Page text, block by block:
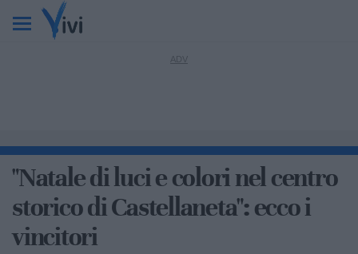
"Natale di luci e colori nel centro
storico di Castellaneta": ecco i
vincitori